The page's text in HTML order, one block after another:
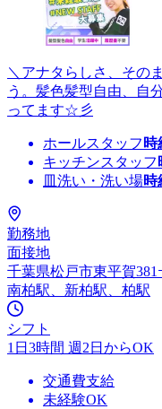
＼アナタらしさ、その
う。髪色髪型自由、自
ってます☆彡
ホールスタッフ 時
キッチンスタッフ
皿洗い・洗い場時
勤務地
面接地
千葉県松戸市東平賀381
南柏駅、新柏駅、柏駅
シフト
1日3時間 週2日からOK
交通費支給
未経験OK